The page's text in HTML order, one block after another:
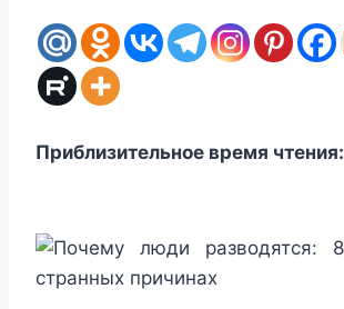
Приблизительное время чтения: